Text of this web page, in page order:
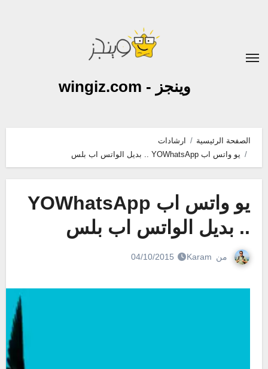
وينجز - wingiz.com
الصفحة الرئيسية
ارشادات
يو واتس اب YOWhatsApp .. بديل الواتس اب بلس
يو واتس اب YOWhatsApp
.. بديل الواتس اب بلس
من Karam
04/10/2015